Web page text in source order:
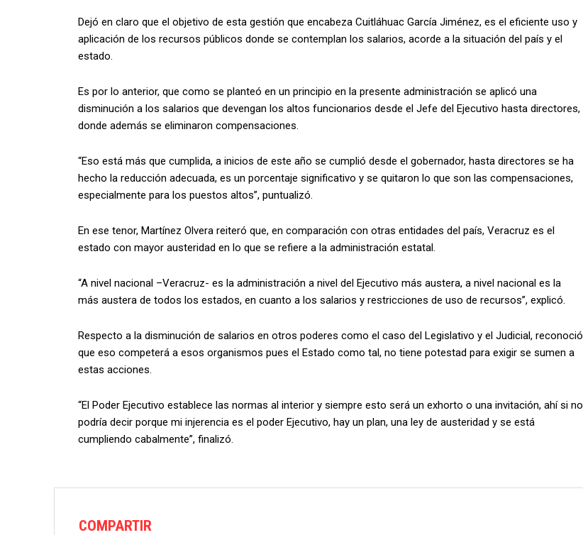
Dejó en claro que el objetivo de esta gestión que encabeza Cuitláhuac García Jiménez, es el eficiente uso y
aplicación de los recursos públicos donde se contemplan los salarios, acorde a la situación del país y el
estado.
Es por lo anterior, que como se planteó en un principio en la presente administración se aplicó una
disminución a los salarios que devengan los altos funcionarios desde el Jefe del Ejecutivo hasta directores,
donde además se eliminaron compensaciones.
“Eso está más que cumplida, a inicios de este año se cumplió desde el gobernador, hasta directores se ha
hecho la reducción adecuada, es un porcentaje significativo y se quitaron lo que son las compensaciones,
especialmente para los puestos altos”, puntualizó.
En ese tenor, Martínez Olvera reiteró que, en comparación con otras entidades del país, Veracruz es el
estado con mayor austeridad en lo que se refiere a la administración estatal.
“A nivel nacional –Veracruz- es la administración a nivel del Ejecutivo más austera, a nivel nacional es la
más austera de todos los estados, en cuanto a los salarios y restricciones de uso de recursos”, explicó.
Respecto a la disminución de salarios en otros poderes como el caso del Legislativo y el Judicial, reconoció
que eso competerá a esos organismos pues el Estado como tal, no tiene potestad para exigir se sumen a
estas acciones.
“El Poder Ejecutivo establece las normas al interior y siempre esto será un exhorto o una invitación, ahí si no
podría decir porque mi injerencia es el poder Ejecutivo, hay un plan, una ley de austeridad y se está
cumpliendo cabalmente”, finalizó.
COMPARTIR